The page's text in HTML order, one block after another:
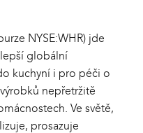
NYSE:WHR) jde
globální
kuchyní i pro péči o
nepřetržitě
Ve světě,
prosazuje